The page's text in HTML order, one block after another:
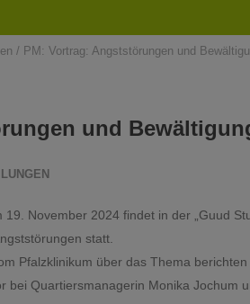
/ PM: Vortrag: Angststörungen und
und
November 2024 findet in der „Guud
statt.
Pfalzklinikum über das Thema
bei Quartiersmanagerin Monika Jochum